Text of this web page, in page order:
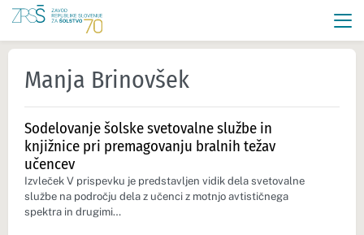
Manja Brinovšek
Sodelovanje šolske svetovalne službe in
knjižnice pri premagovanju bralnih težav
učencev
Izvleček V prispevku je predstavljen vidik dela svetovalne
službe na področju dela z učenci z motnjo avtističnega
spektra in drugimi…